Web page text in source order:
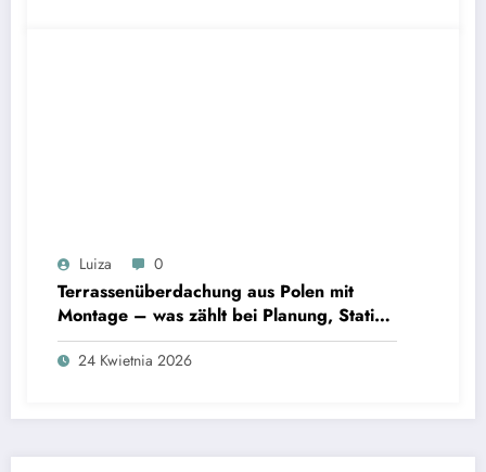
Luiza 0
Terrassenüberdachung aus Polen mit
Montage – was zählt bei Planung, Statik
und Alltagsschutz?
24 Kwietnia 2026